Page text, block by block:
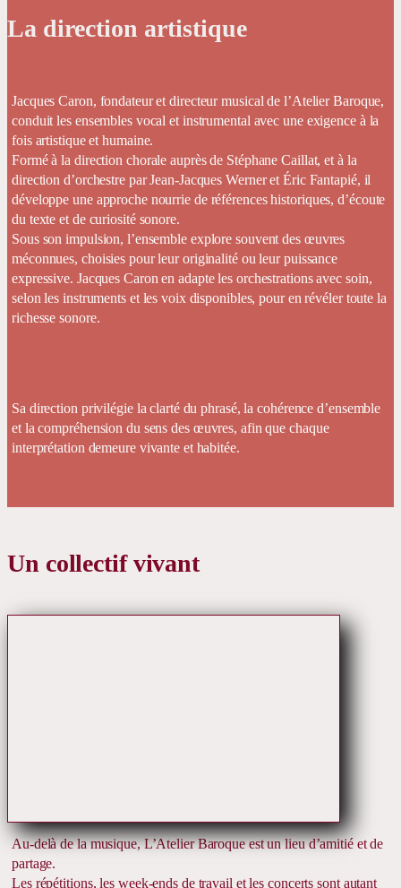
La direction artistique
Jacques Caron, fondateur et directeur musical de l’Atelier Baroque,
conduit les ensembles vocal et instrumental avec une exigence à la
fois artistique et humaine.
Formé à la direction chorale auprès de Stéphane Caillat, et à la
direction d’orchestre par Jean-Jacques Werner et Éric Fantapié, il
développe une approche nourrie de références historiques, d’écoute
du texte et de curiosité sonore.
Sous son impulsion, l’ensemble explore souvent des œuvres
méconnues, choisies pour leur originalité ou leur puissance
expressive. Jacques Caron en adapte les orchestrations avec soin,
selon les instruments et les voix disponibles, pour en révéler toute la
richesse sonore.
Sa direction privilégie la clarté du phrasé, la cohérence d’ensemble
et la compréhension du sens des œuvres, afin que chaque
interprétation demeure vivante et habitée.
Un collectif vivant
Au-delà de la musique, L’Atelier Baroque est un lieu d’amitié et de
partage.
Les répétitions, les week-ends de travail et les concerts sont autant